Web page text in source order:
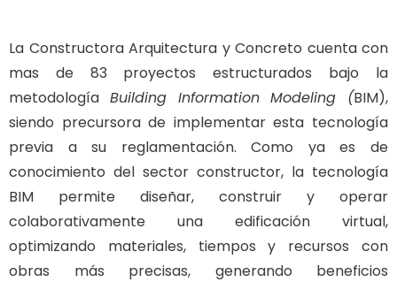
La Constructora Arquitectura y Concreto cuenta con
mas de 83 proyectos estructurados bajo la
metodología Building Information Modeling (BIM),
siendo precursora de implementar esta tecnología
previa a su reglamentación. Como ya es de
conocimiento del sector constructor, la tecnología
BIM permite diseñar, construir y operar
colaborativamente una edificación virtual,
optimizando materiales, tiempos y recursos con
obras más precisas, generando beneficios